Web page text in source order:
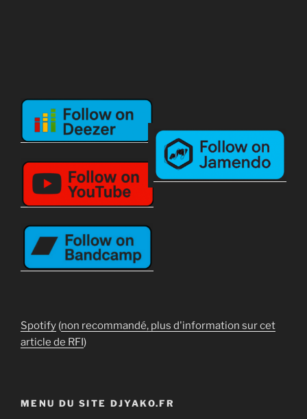
Spotify (non recommandé, plus d'information sur cet
article de RFI)
MENU DU SITE DJYAKO.FR